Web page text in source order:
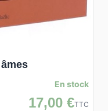
En stock
17,00 €TTC